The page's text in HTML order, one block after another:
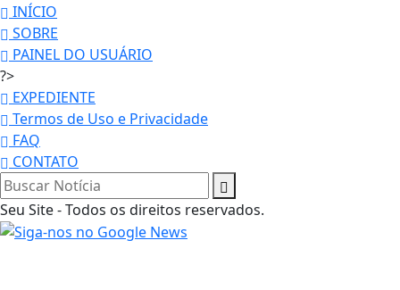
INÍCIO
SOBRE
PAINEL DO USUÁRIO
?>
EXPEDIENTE
Termos de Uso e Privacidade
FAQ
CONTATO
Seu Site - Todos os direitos reservados.
Termos de Uso e Privacidade